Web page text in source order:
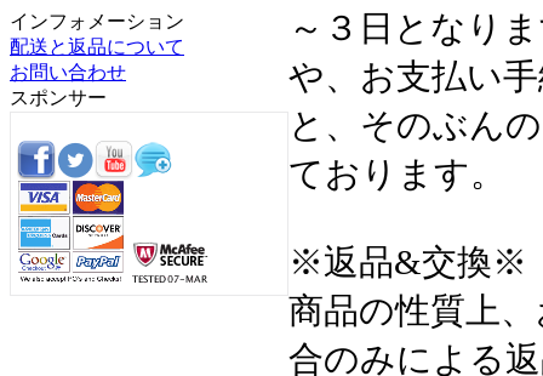
インフォメーション
配送と返品について
お問い合わせ
スポンサー
～３日となり
や、お支払い
と、そのぶん
ております。
※返品&交換※
商品の性質上
合のみによる